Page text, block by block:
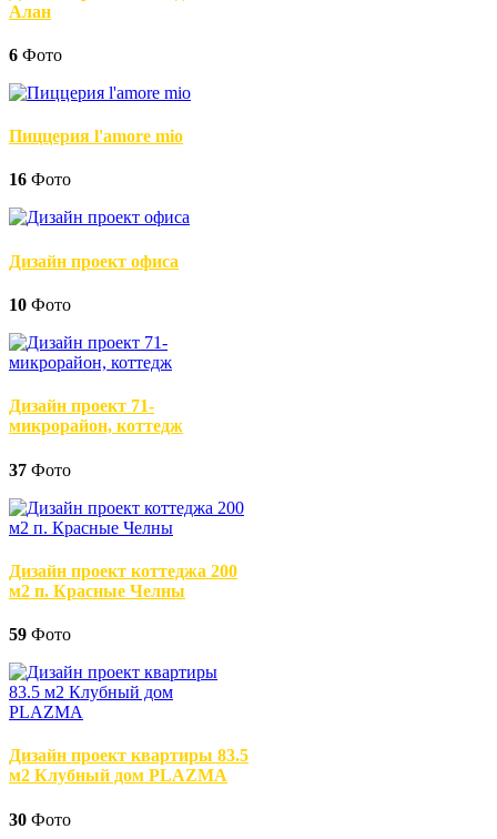
Алан
6 Фото
Пиццерия l'amore mio
16 Фото
Дизайн проект офиса
10 Фото
Дизайн проект 71-
микрорайон, коттедж
37 Фото
Дизайн проект коттеджа 200
м2 п. Красные Челны
59 Фото
Дизайн проект квартиры 83.5
м2 Клубный дом PLAZMA
30 Фото